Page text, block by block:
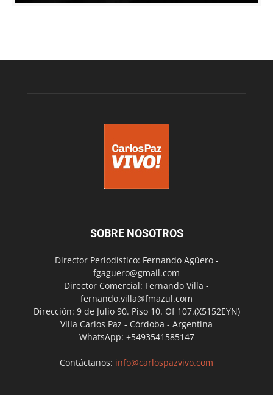
SOBRE NOSOTROS
Director Periodístico: Fernando Agüero -
fgaguero@gmail.com
Director Comercial: Fernando Villa -
fernando.villa@fmazul.com
Dirección: 9 de Julio 90. Piso 10. Of 107.(X5152EYN)
Villa Carlos Paz - Córdoba - Argentina
WhatsApp: +5493541585147
Contáctanos: info@carlospazvivo.com